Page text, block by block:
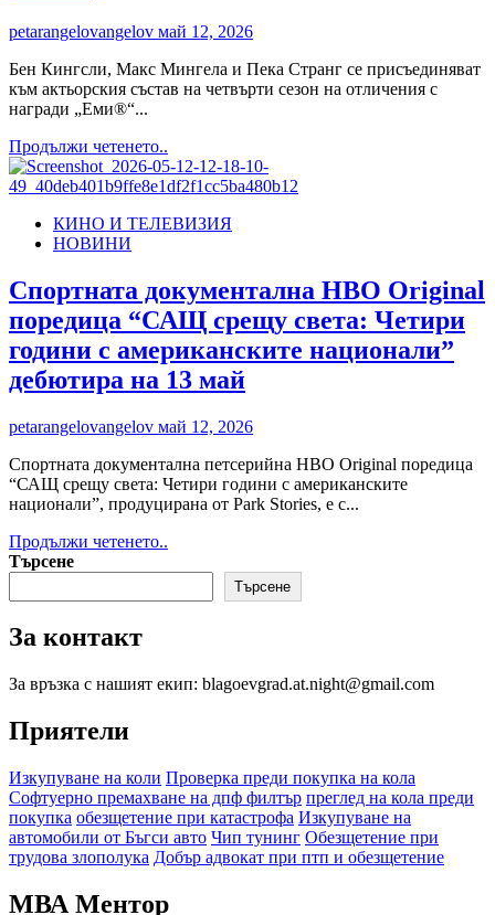
petarangelovangelov май 12, 2026
Бен Кингсли, Макс Мингела и Пека Странг се присъединяват
към актьорския състав на четвърти сезон на отличения с
награди „Еми®“...
Продължи четенето..
more
about
звезди
в
„Белият
лотос“:
Бен
Кингсли,
Макс
и
Странг
се
присъединяват
КИНО И ТЕЛЕВИЗИЯ
НОВИНИ
Спортната документална HBO Original
поредица “САЩ срещу света: Четири
години с американските национали”
дебютира на 13 май
petarangelovangelov май 12, 2026
Спортната документална петсерийна HBO Original поредица
“САЩ срещу света: Четири години с американските
национали”, продуцирана от Park Stories, e с...
Продължи четенето..
Спортната
поредица
години
с
американските
национали”
дебютира
13
Търсене
Търсене
За контакт
За връзка с нашият екип: blagoevgrad.at.night@gmail.com
Приятели
Изкупуване на коли Проверка преди покупка на кола
Софтуерно премахване на дпф филтър преглед на кола преди
покупка обезщетение при катастрофа Изкупуване на
автомобили от Бъгси авто Чип тунинг Обезщетение при
трудова злополука Добър адвокат при птп и обезщетение
МВА Ментор